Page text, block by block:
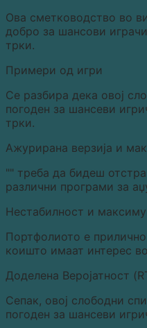
Ова сметководство во
добро за шансови
трки.
Примери од игри
Се разбира дека овој
погоден за шансеви
трки.
Ажурирана верзија и
"" треба да бидеш
различни програми за
Нестабилност и
Портфолиото е
коишто имаат интерес
Доделена Веројатност
Сепак, овој слободни
погоден за шансеви